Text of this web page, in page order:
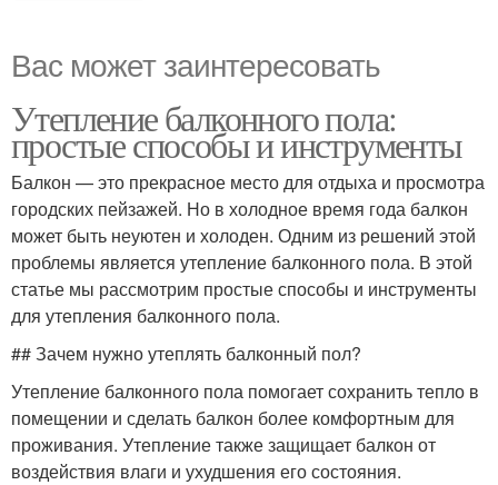
Вас может заинтересовать
Утепление балконного пола:
простые способы и инструменты
Балкон — это прекрасное место для отдыха и просмотра
городских пейзажей. Но в холодное время года балкон
может быть неуютен и холоден. Одним из решений этой
проблемы является утепление балконного пола. В этой
статье мы рассмотрим простые способы и инструменты
для утепления балконного пола.
## Зачем нужно утеплять балконный пол?
Утепление балконного пола помогает сохранить тепло в
помещении и сделать балкон более комфортным для
проживания. Утепление также защищает балкон от
воздействия влаги и ухудшения его состояния.